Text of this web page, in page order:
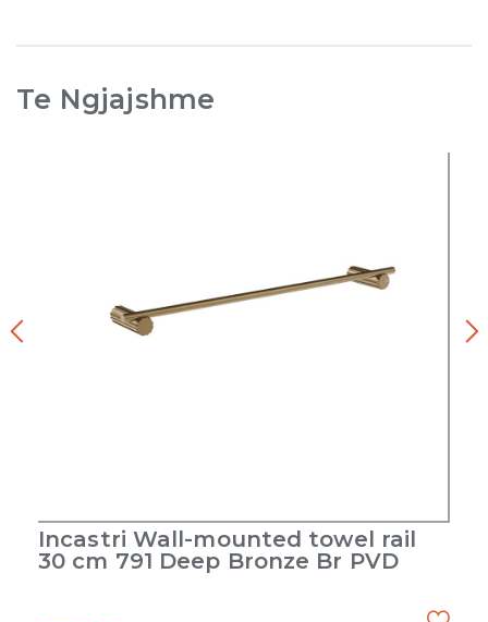
Te Ngjajshme
Incastri Wall-mounted towel rail
30 cm 791 Deep Bronze Br PVD